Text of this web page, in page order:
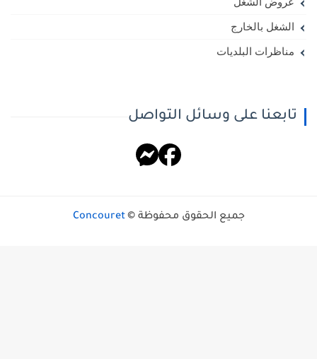
الشغل بالخارج
مناظرات البلديات
تابعنا على وسائل التواصل
جميع الحقوق محفوظة © Concouret